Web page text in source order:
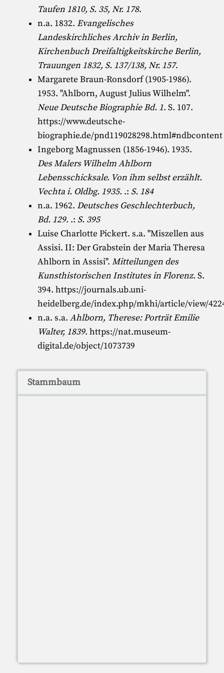
Taufen 1810, S. 35, Nr. 178.
n.a. 1832. Evangelisches
Landeskirchliches Archiv in Berlin,
Kirchenbuch Dreifaltigkeitskirche Berlin,
Trauungen 1832, S. 137/138, Nr. 157.
Margarete Braun-Ronsdorf (1905-1986).
1953. "Ahlborn, August Julius Wilhelm".
Neue Deutsche Biographie Bd. 1. S. 107.
https://www.deutsche-
biographie.de/pnd119028298.html#ndbcontent
Ingeborg Magnussen (1856-1946). 1935.
Des Malers Wilhelm Ahlborn
Lebensschicksale. Von ihm selbst erzählt.
Vechta i. Oldbg. 1935. .: S. 184
n.a. 1962. Deutsches Geschlechterbuch,
Bd. 129. .: S. 395
Luise Charlotte Pickert. s.a. "Miszellen aus
Assisi. II: Der Grabstein der Maria Theresa
Ahlborn in Assisi".Mitteilungen des
Kunsthistorischen Institutes in Florenz. S.
394.https://journals.ub.uni-
heidelberg.de/index.php/mkhi/article/view/
n.a. s.a.Ahlborn, Therese: Porträt Emilie
Walter, 1839.https://nat.museum-
digital.de/object/1073739
Stammbaum